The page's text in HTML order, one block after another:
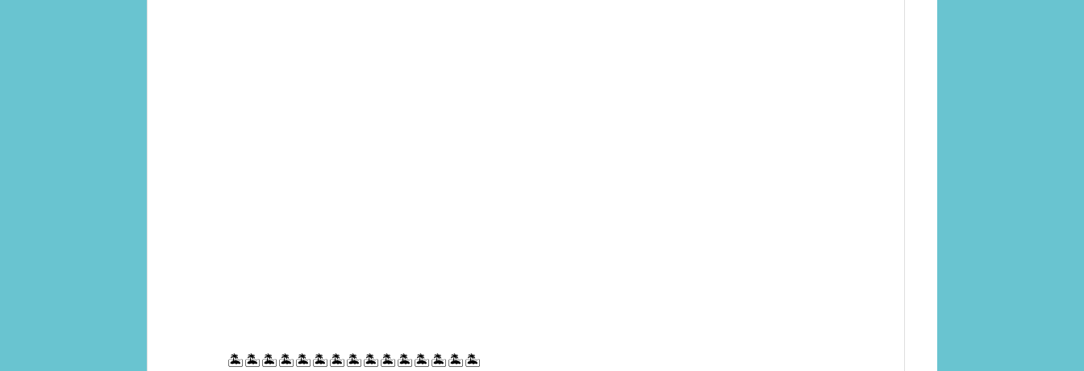
🏝🏝🏝🏝🏝🏝🏝🏝🏝🏝🏝🏝🏝🏝🏝